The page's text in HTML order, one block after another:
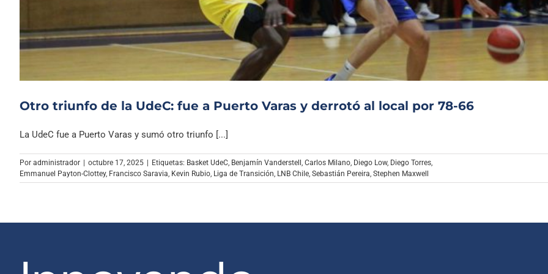
Archivo Sonoro
Otro triunfo de la UdeC: fue a Puerto Varas y derrotó al local por 78-66
La UdeC fue a Puerto Varas y sumó otro triunfo [...]
Por administrador octubre 17, 2025 Etiquetas: Basket UdeC, Benjamín Vanderstell , Carlos Milano, Diego Low, Diego Torres,
Emmanuel Payton-Clottey, Francisco Saravia, Kevin Rubio, Liga de Transición, LNB Chile, Sebastián Pereira, Stephen Maxwell